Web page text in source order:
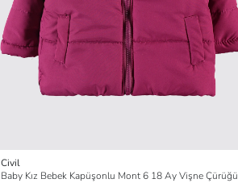
Civil
Baby Kız Bebek Kapüşonlu Mont 6 18 Ay Vişne Çürüğü